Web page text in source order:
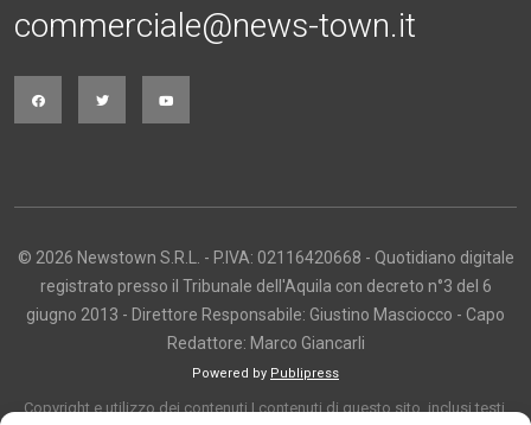
commerciale@news-town.it
© 2026 Newstown S.R.L. - P.IVA: 02116420668 - Quotidiano digitale
registrato presso il Tribunale dell'Aquila con decreto n°3 del 6
giugno 2013 - Direttore Responsabile: Giustino Masciocco - Capo
Redattore: Marco Giancarli
Powered by Publipress
Copyright e utilizzo dei contenuti I contenuti di questo sito, inclusi testi,